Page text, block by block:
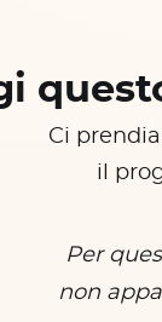
Ci
il
Per
non